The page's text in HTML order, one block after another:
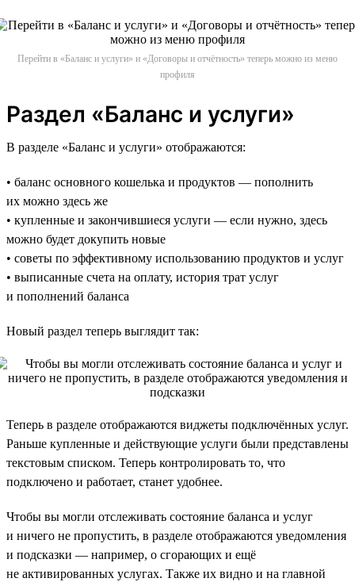
Перейти в «Баланс и услуги» и «Договоры и отчётность» теперь можно из меню
профиля
Раздел «Баланс и услуги»
В разделе «Баланс и услуги» отображаются:
• баланс основного кошелька и продуктов — пополнить
их можно здесь же
• купленные и закончившиеся услуги — если нужно, здесь
можно будет докупить новые
• советы по эффективному использованию продуктов и услуг
• выписанные счета на оплату, история трат услуг
и пополнений баланса
Новый раздел теперь выглядит так:
Теперь в разделе отображаются виджеты подключённых услуг.
Раньше купленные и действующие услуги были представлены
текстовым списком. Теперь контролировать то, что
подключено и работает, станет удобнее.
Чтобы вы могли отслеживать состояние баланса и услуг
и ничего не пропустить, в разделе отображаются уведомления
и подсказки — например, о сгорающих и ещё
не активированных услугах. Также их видно и на главной